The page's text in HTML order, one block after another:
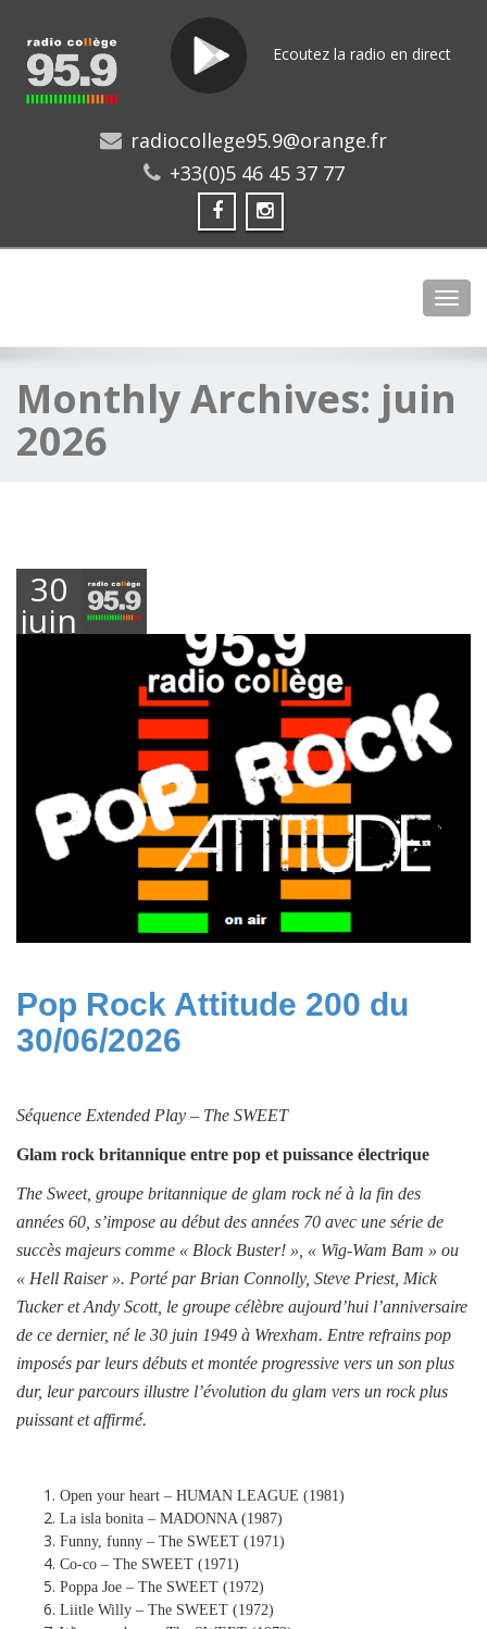
Ecoutez la radio en direct
radiocollege95.9@orange.fr
+33(0)5 46 45 37 77
Monthly Archives: juin
2026
30
juin
Pop Rock Attitude 200 du
30/06/2026
Séquence Extended Play – The SWEET
Glam rock britannique entre pop et puissance électrique
The Sweet, groupe britannique de glam rock né à la fin des
années 60, s’impose au début des années 70 avec une série de
succès majeurs comme « Block Buster! », « Wig-Wam Bam » ou
« Hell Raiser ». Porté par Brian Connolly, Steve Priest, Mick
Tucker et Andy Scott, le groupe célèbre aujourd’hui l’anniversaire
de ce dernier, né le 30 juin 1949 à Wrexham. Entre refrains pop
imposés par leurs débuts et montée progressive vers un son plus
dur, leur parcours illustre l’évolution du glam vers un rock plus
puissant et affirmé.
Open your heart – HUMAN LEAGUE (1981)
La isla bonita – MADONNA (1987)
Funny, funny – The SWEET (1971)
Co-co – The SWEET (1971)
Poppa Joe – The SWEET (1972)
Liitle Willy – The SWEET (1972)